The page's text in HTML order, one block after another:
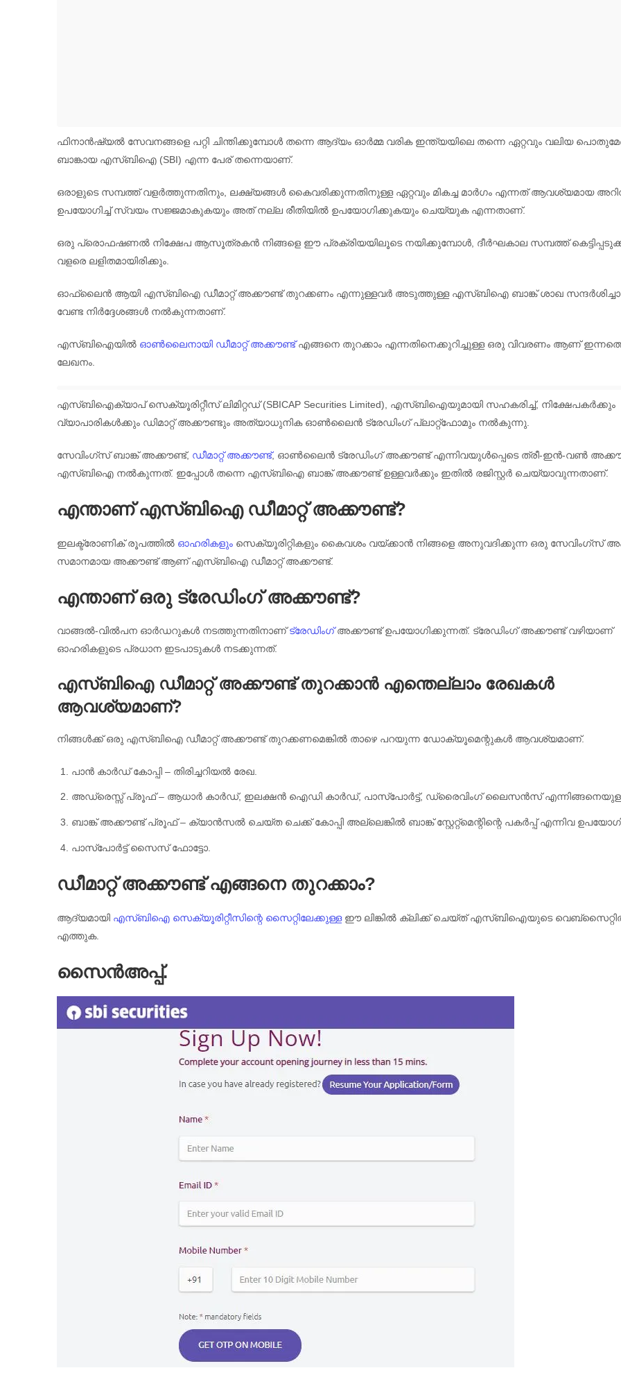
ഫിനാൻഷ്യൽ സേവനങ്ങളെ പറ്റി ചിന്തിക്കുമ്പോൾ തന്നെ ആദ്യം ഓർമ്മ വരിക ഇന്ത്യയിലെ തന്നെ ഏറ്റവും വലിയ
ബാങ്കായ എസ്ബിഐ (SBI) എന്ന പേര് തന്നെയാണ്.
ഒരാളുടെ സമ്പത്ത് വളർത്തുന്നതിനും, ലക്ഷ്യങ്ങൾ കൈവരിക്കുന്നതിനുള്ള ഏറ്റവും മികച്ച മാർഗം എന്നത് ആവശ്യമായ
ഉപയോഗിച്ച് സ്വയം സജ്ജമാകുകയും അത് നല്ല രീതിയിൽ ഉപയോഗിക്കുകയും ചെയ്യുക എന്നതാണ്.
ഒരു പ്രൊഫഷണൽ നിക്ഷേപ ആസൂത്രകൻ നിങ്ങളെ ഈ പ്രക്രിയയിലൂടെ നയിക്കുമ്പോൾ, ദീർഘകാല സമ്പത്ത്
വളരെ ലളിതമായിരിക്കും.
ഓഫ്‌ലൈൻ ആയി എസ്ബിഐ ഡീമാറ്റ് അക്കൗണ്ട് തുറക്കണം എന്നുള്ളവർ അടുത്തുള്ള എസ്ബിഐ ബാങ്ക് ശാഖ
വേണ്ട നിർദ്ദേശങ്ങൾ നൽകുന്നതാണ്.
എസ്ബിഐയിൽ ഓൺലൈനായി ഡീമാറ്റ് അക്കൗണ്ട്എങ്ങനെ തുറക്കാം എന്നതിനെക്കുറിച്ചുള്ള ഒരു വിവരണം ആണ്
ലേഖനം.
എസ്ബിഐക്യാപ് സെക്യൂരിറ്റീസ് ലിമിറ്റഡ് (SBICAP Securities Limited), എസ്ബിഐയുമായി സഹകരിച്ച്, നിക്ഷേപകർക്കും
വ്യാപാരികൾക്കും ഡിമാറ്റ് അക്കൗണ്ടും അത്യാധുനിക ഓൺലൈൻ ട്രേഡിംഗ് പ്ലാറ്റ്‌ഫോമും നൽകുന്നു.
സേവിംഗ്സ് ബാങ്ക് അക്കൗണ്ട്, ഡീമാറ്റ് അക്കൗണ്ട്, ഓൺലൈൻ ട്രേഡിംഗ് അക്കൗണ്ട് എന്നിവയുൾപ്പെടെ ത്രീ-ഇൻ-വൺ
എസ്ബിഐ നൽകുന്നത്. ഇപ്പോൾ തന്നെ എസ്ബിഐ ബാങ്ക് അക്കൗണ്ട് ഉള്ളവർക്കും ഇതിൽ രജിസ്റ്റർ ചെയ്യാവുന്നതാണ്.
എന്താണ് എസ്ബിഐ ഡീമാറ്റ് അക്കൗണ്ട്?
ഇലക്ട്രോണിക് രൂപത്തിൽ ഓഹരികളും സെക്യൂരിറ്റികളും കൈവശം വയ്ക്കാൻ നിങ്ങളെ അനുവദിക്കുന്ന ഒരു സേവിംഗ്സ്
സമാനമായ അക്കൗണ്ട് ആണ് എസ്ബിഐ ഡീമാറ്റ് അക്കൗണ്ട്.
എന്താണ് ഒരു ട്രേഡിംഗ് അക്കൗണ്ട്?
വാങ്ങൽ-വിൽപന ഓർഡറുകൾ നടത്തുന്നതിനാണ്ട്രേഡിംഗ്അക്കൗണ്ട് ഉപയോഗിക്കുന്നത്. ട്രേഡിംഗ് അക്കൗണ്ട് വഴിയാണ്
ഓഹരികളുടെ പ്രധാന ഇടപാടുകൾ നടക്കുന്നത്.
എസ്ബിഐ ഡീമാറ്റ് അക്കൗണ്ട് തുറക്കാൻ എന്തെല്ലാം രേഖകൾ
ആവശ്യമാണ്?
നിങ്ങൾക്ക് ഒരു എസ്ബിഐ ഡീമാറ്റ് അക്കൗണ്ട് തുറക്കണമെങ്കിൽ താഴെ പറയുന്ന ഡോക്യൂമെന്റുകൾ ആവശ്യമാണ്.
പാൻ കാർഡ് കോപ്പി – തിരിച്ചറിയൽ രേഖ.
അഡ്രെസ്സ് പ്രൂഫ് – ആധാർ കാർഡ്, ഇലക്ഷൻ ഐഡി കാർഡ്, പാസ്പോർട്ട്, ഡ്രൈവിംഗ് ലൈസൻസ്
ബാങ്ക് അക്കൗണ്ട് പ്രൂഫ് – ക്യാൻസൽ ചെയ്ത ചെക്ക് കോപ്പി അല്ലെങ്കിൽ ബാങ്ക് സ്റ്റേറ്റ്മെന്റിന്റെ പകർപ്പ് എന്നിവ
പാസ്പോർട്ട് സൈസ് ഫോട്ടോ.
ഡീമാറ്റ് അക്കൗണ്ട് എങ്ങനെ തുറക്കാം?
ആദ്യമായി എസ്ബിഐ സെക്യൂരിറ്റീസിന്റെ സൈറ്റിലേക്കുള്ളഈ ലിങ്കിൽ ക്ലിക്ക് ചെയ്ത് എസ്ബിഐയുടെ
എത്തുക.
സൈൻഅപ്പ്.